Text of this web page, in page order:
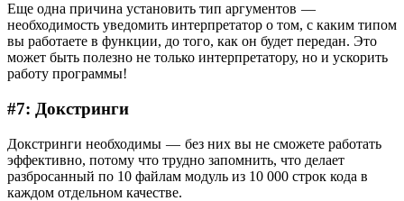
Еще одна причина установить тип аргументов —
необходимость уведомить интерпретатор о том, с каким типом
вы работаете в функции, до того, как он будет передан. Это
может быть полезно не только интерпретатору, но и ускорить
работу программы!
#7: Докстринги
Докстринги необходимы — без них вы не сможете работать
эффективно, потому что трудно запомнить, что делает
разбросанный по 10 файлам модуль из 10 000 строк кода в
каждом отдельном качестве.